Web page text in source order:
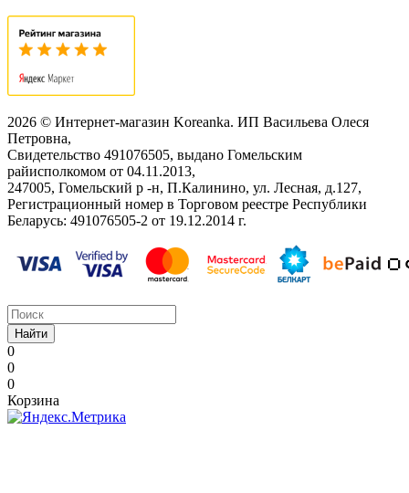
2026 © Интернет-магазин Koreanka. ИП Васильева Олеся
Петровна,
Свидетельство ‎491076505, выдано Гомельским
райисполкомом от 04.11.2013,
247005, Гомельский р -н, П.Калинино, ул. Лесная, д.127,
Регистрационный номер в Торговом реестре Республики
Беларусь: ‎491076505-2 от 19.12.2014 г.
Найти
0
0
0
Корзина